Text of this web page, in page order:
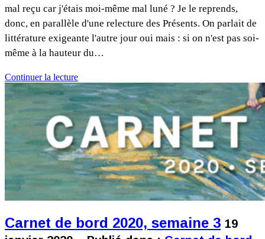
mal reçu car j'étais moi-même mal luné ? Je le reprends,
donc, en parallèle d'une relecture des Présents. On parlait de
littérature exigeante l'autre jour oui mais : si on n'est pas soi-
même à la hauteur du…
Continuer la lecture
Carnet de bord 2020, semaine 3 19